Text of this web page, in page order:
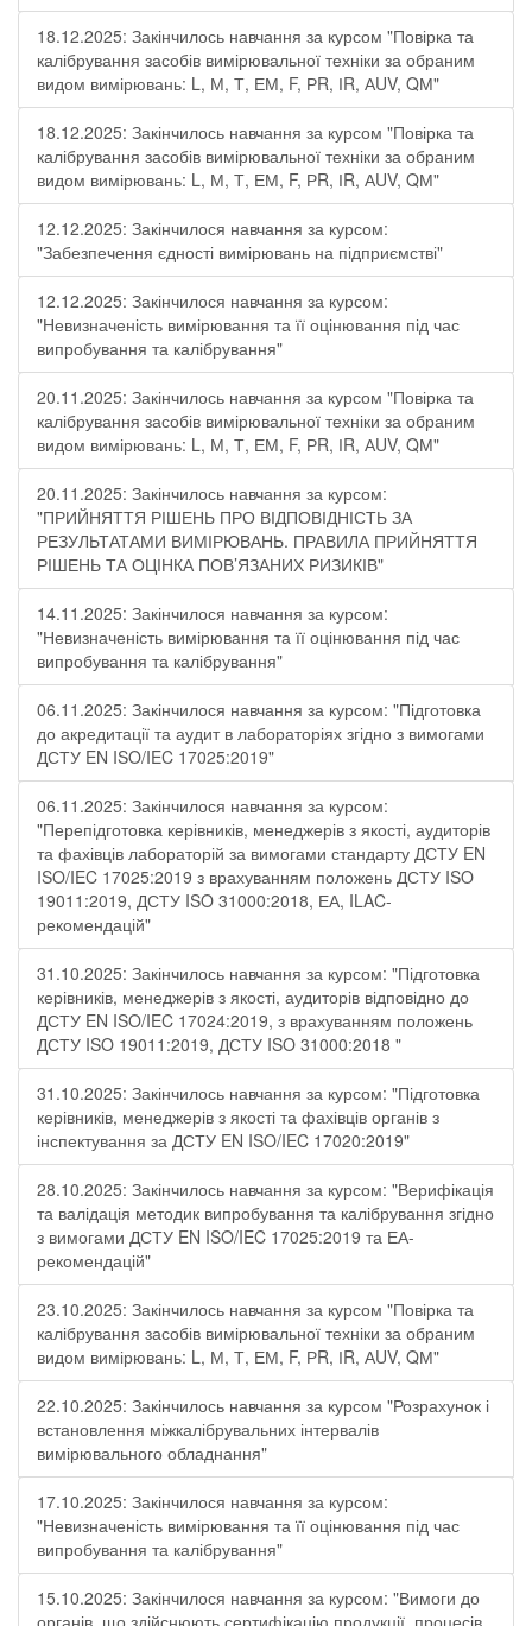
18.12.2025: Закінчилось навчання за курсом "Повірка та
калібрування засобів вимірювальної техніки за обраним
видом вимірювань: L, М, Т, ЕМ, F, РR, ІR, АUV, QМ"
18.12.2025: Закінчилось навчання за курсом "Повірка та
калібрування засобів вимірювальної техніки за обраним
видом вимірювань: L, М, Т, ЕМ, F, РR, ІR, АUV, QМ"
12.12.2025: Закінчилося навчання за курсом:
"Забезпечення єдності вимірювань на підприємстві"
12.12.2025: Закінчилося навчання за курсом:
"Невизначеність вимірювання та її оцінювання під час
випробування та калібрування"
20.11.2025: Закінчилось навчання за курсом "Повірка та
калібрування засобів вимірювальної техніки за обраним
видом вимірювань: L, М, Т, ЕМ, F, РR, ІR, АUV, QМ"
20.11.2025: Закінчилось навчання за курсом:
"ПРИЙНЯТТЯ РІШЕНЬ ПРО ВІДПОВІДНІСТЬ ЗА
РЕЗУЛЬТАТАМИ ВИМІРЮВАНЬ. ПРАВИЛА ПРИЙНЯТТЯ
РІШЕНЬ ТА ОЦІНКА ПОВ’ЯЗАНИХ РИЗИКІВ"
14.11.2025: Закінчилося навчання за курсом:
"Невизначеність вимірювання та її оцінювання під час
випробування та калібрування"
06.11.2025: Закінчилося навчання за курсом: "Підготовка
до акредитації та аудит в лабораторіях згідно з вимогами
ДСТУ EN ISO/IEC 17025:2019"
06.11.2025: Закінчилося навчання за курсом:
"Перепідготовка керівників, менеджерів з якості, аудиторів
та фахівців лабораторій за вимогами стандарту ДСТУ EN
ISO/IEC 17025:2019 з врахуванням положень ДСТУ ISO
19011:2019, ДСТУ ISO 31000:2018, ЕА, ILAC-
рекомендацій"
31.10.2025: Закінчилось навчання за курсом: "Підготовка
керівників, менеджерів з якості, аудиторів відповідно до
ДСТУ EN ISO/IEC 17024:2019, з врахуванням положень
ДСТУ ISO 19011:2019, ДСТУ ISO 31000:2018 "
31.10.2025: Закінчилось навчання за курсом: "Підготовка
керівників, менеджерів з якості та фахівців органів з
інспектування за ДСТУ EN ISO/IEC 17020:2019"
28.10.2025: Закінчилось навчання за курсом: "Верифікація
та валідація методик випробування та калібрування згідно
з вимогами ДСТУ EN ISO/IEC 17025:2019 та ЕА-
рекомендацій"
23.10.2025: Закінчилось навчання за курсом "Повірка та
калібрування засобів вимірювальної техніки за обраним
видом вимірювань: L, М, Т, ЕМ, F, РR, ІR, АUV, QМ"
22.10.2025: Закінчилось навчання за курсом "Розрахунок і
встановлення міжкалібрувальних інтервалів
вимірювального обладнання"
17.10.2025: Закінчилося навчання за курсом:
"Невизначеність вимірювання та її оцінювання під час
випробування та калібрування"
15.10.2025: Закінчилося навчання за курсом: "Вимоги до
органів, що здійснюють сертифікацію продукції, процесів